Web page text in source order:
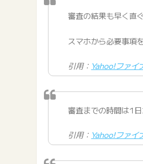
審査の結果も早く直
スマホから必要事項
引用： Yahoo!ファイ
審査までの時間は1
引用： Yahoo!ファイ